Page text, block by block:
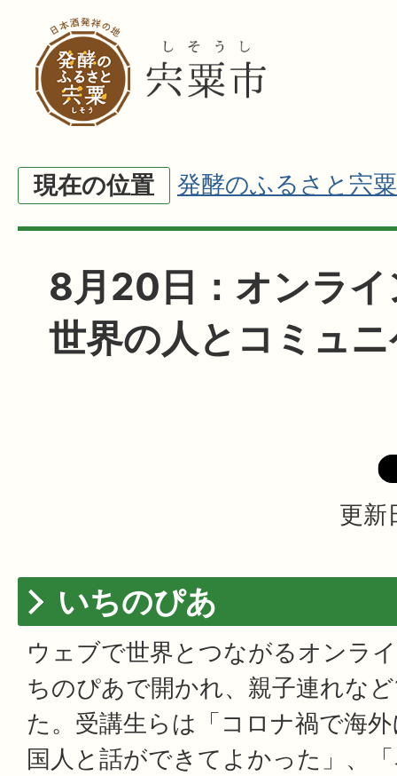
現在の位置 発酵のふるさと宍粟
8月20日：オンライ
世界の人とコミュ
更新
いちのぴあ
ウェブで世界とつながるオンラ
ちのぴあで開かれ、親子連れな
た。受講生らは「コロナ禍で海
国人と話ができてよかった」、